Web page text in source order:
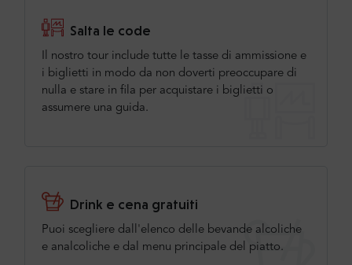
Salta le code
Il nostro tour include tutte le tasse di ammissione e
i biglietti in modo da non doverti preoccupare di
nulla e stare in fila per acquistare i biglietti o
assumere una guida.
Drink e cena gratuiti
Puoi scegliere dall'elenco delle bevande alcoliche
e analcoliche e dal menu principale del piatto.